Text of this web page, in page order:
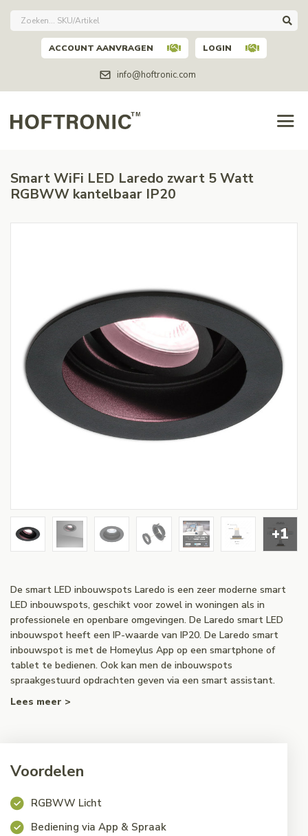
info@hoftronic.com
ACCOUNT AANVRAGEN LOGIN
Smart WiFi LED Laredo zwart 5 Watt
RGBWW kantelbaar IP20
+1
De smart LED inbouwspots Laredo is een zeer moderne smart
LED inbouwspots, geschikt voor zowel in woningen als in
professionele en openbare omgevingen. De Laredo smart LED
inbouwspot heeft een IP-waarde van IP20. De Laredo smart
inbouwspot is met de Homeylus App op een smartphone of
tablet te bedienen. Ook kan men de inbouwspots
spraakgestuurd opdrachten geven via een smart assistant.
Lees meer >
Voordelen
RGBWW Licht
Bediening via App & Spraak